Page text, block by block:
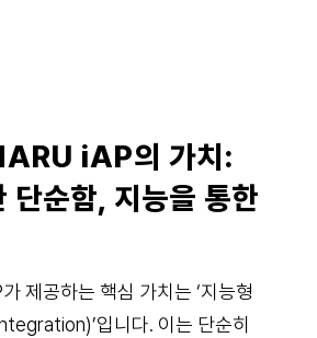
iAP의 가치:
단순함, 지능을 통한
제공하는 핵심 가치는 ‘지능형
입니다. 이는 단순히